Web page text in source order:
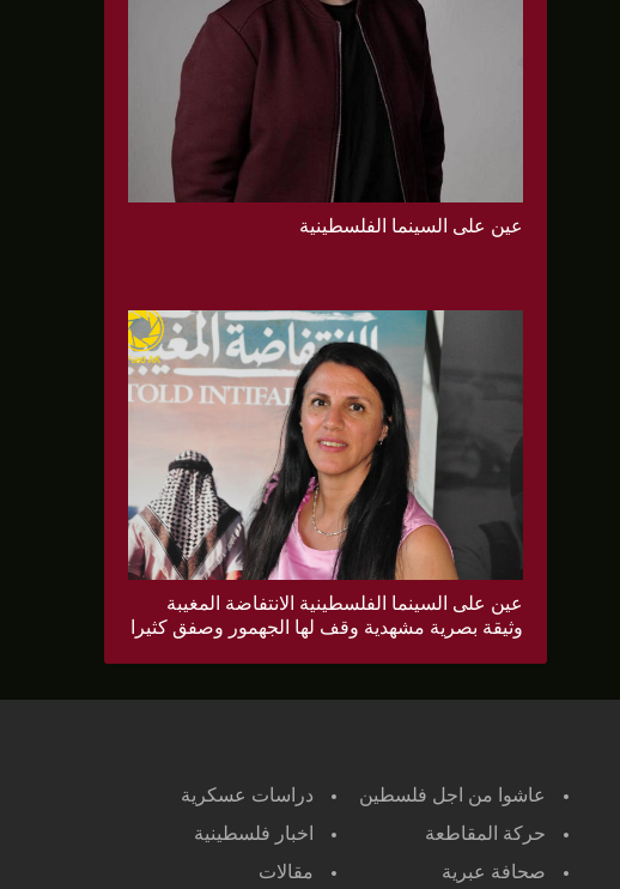
عين على السينما الفلسطينية
عين على السينما الفلسطينية الانتفاضة المغيبة
وثيقة بصرية مشهدية وقف لها الجهمور وصفق كثيرا
عاشوا من اجل فلسطين
دراسات عسكرية
حركة المقاطعة
اخبار فلسطينية
صحافة عبرية مقالات